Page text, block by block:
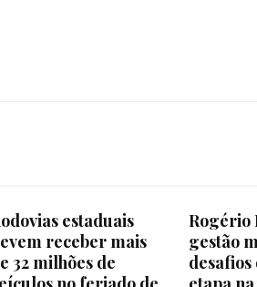
estaduais
receber mais
32 milhões de
Rogério
gestão
desafios